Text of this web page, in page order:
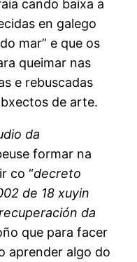
cando baixa a
en galego
mar” e que os
queimar nas
e rebuscadas
de arte.
da
formar na
co “decreto
de 18 xuyin
da
que para facer
aprender algo do